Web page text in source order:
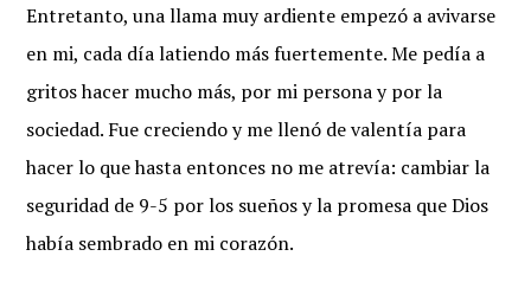
Entretanto, una llama muy ardiente empezó a avivarse
en mi, cada día latiendo más fuertemente. Me pedía a
gritos hacer mucho más, por mi persona y por la
sociedad. Fue creciendo y me llenó de valentía para
hacer lo que hasta entonces no me atrevía: cambiar la
seguridad de 9-5 por los sueños y la promesa que Dios
había sembrado en mi corazón.